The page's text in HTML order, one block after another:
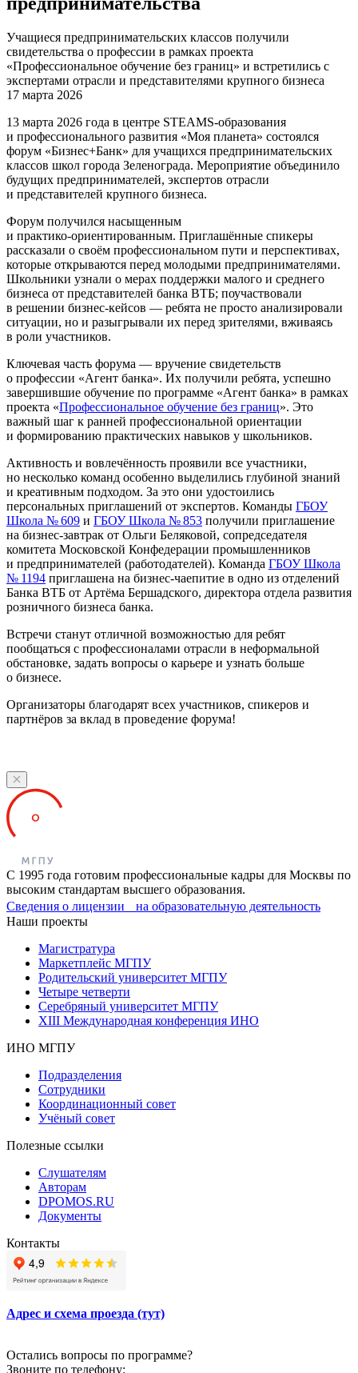
Учащиеся предпринимательских классов получили
свидетельства о профессии в рамках проекта
«Профессиональное обучение без границ» и встретились с
экспертами отрасли и представителями крупного бизнеса
17 марта 2026
13 марта 2026 года в центре STEAMS‑образования
и профессионального развития «Моя планета» состоялся
форум «Бизнес+Банк» для учащихся предпринимательских
классов школ города Зеленограда. Мероприятие объединило
будущих предпринимателей, экспертов отрасли
и представителей крупного бизнеса.
Форум получился насыщенным
и практико‑ориентированным. Приглашённые спикеры
рассказали о своём профессиональном пути и перспективах,
которые открываются перед молодыми предпринимателями.
Школьники узнали о мерах поддержки малого и среднего
бизнеса от представителей банка ВТБ; поучаствовали
в решении бизнес‑кейсов — ребята не просто анализировали
ситуации, но и разыгрывали их перед зрителями, вживаясь
в роли участников.
Ключевая часть форума — вручение свидетельств
о профессии «Агент банка». Их получили ребята, успешно
завершившие обучение по программе «Агент банка» в рамках
проекта «Профессиональное обучение без границ». Это
важный шаг к ранней профессиональной ориентации
и формированию практических навыков у школьников.
Активность и вовлечённость проявили все участники,
но несколько команд особенно выделились глубиной знаний
и креативным подходом. За это они удостоились
персональных приглашений от экспертов. Команды ГБОУ
Школа № 609 и ГБОУ Школа № 853 получили приглашение
на бизнес‑завтрак от Ольги Беляковой, сопредседателя
комитета Московской Конфедерации промышленников
и предпринимателей (работодателей). Команда ГБОУ Школа
№ 1194 приглашена на бизнес‑чаепитие в одно из отделений
Банка ВТБ от Артёма Бершадского, директора отдела развития
розничного бизнеса банка.
Встречи станут отличной возможностью для ребят
пообщаться с профессионалами отрасли в неформальной
обстановке, задать вопросы о карьере и узнать больше
о бизнесе.
Организаторы благодарят всех участников, спикеров и
партнёров за вклад в проведение форума!
С 1995 года готовим профессиональные кадры для Москвы по
высоким стандартам высшего образования.
Сведения о лицензии на образовательную деятельность
Наши проекты
Магистратура
Маркетплейс МГПУ
Родительский университет МГПУ
Четыре четверти
Серебряный университет МГПУ
XIII Международная конференция ИНО
ИНО МГПУ
Подразделения
Сотрудники
Координационный совет
Учёный совет
Полезные ссылки
Слушателям
Авторам
DPOMOS.RU
Документы
Контакты
Адрес и схема проезда (тут)
Остались вопросы по программе?
Звоните по телефону: